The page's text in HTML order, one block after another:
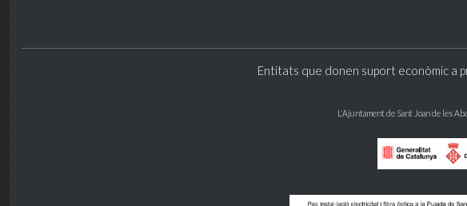
Entitats que donen suport econòmic a
L'Ajuntament de Sant Joan de les